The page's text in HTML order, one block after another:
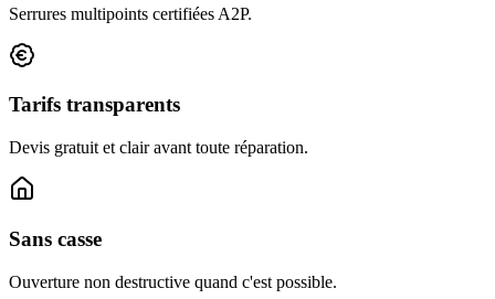
Serrures multipoints certifiées A2P.
Tarifs transparents
Devis gratuit et clair avant toute réparation.
Sans casse
Ouverture non destructive quand c'est possible.